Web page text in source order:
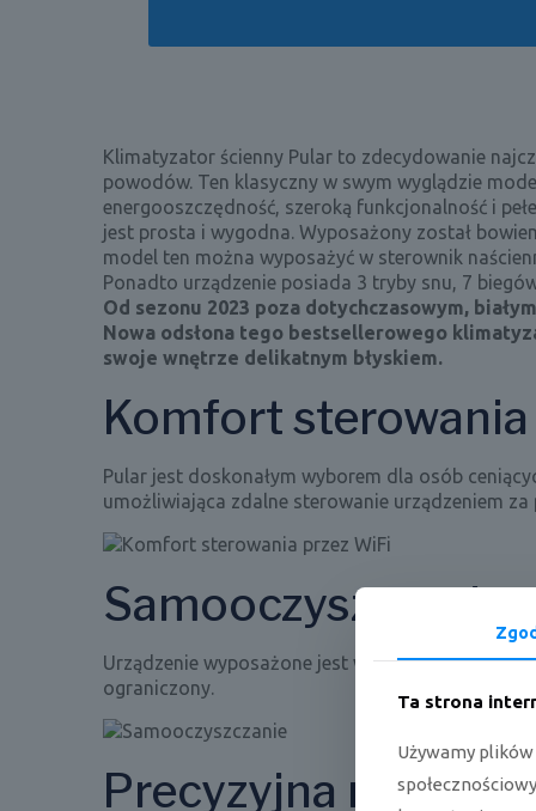
Klimatyzator ścienny Pular to zdecydowanie
powodów. Ten klasyczny w swym wyglądzie
energooszczędność, szeroką funkcjonalność i
jest prosta i wygodna. Wyposażony został
model ten można wyposażyć w sterownik
Ponadto urządzenie posiada 3 tryby snu, 7
Od sezonu 2023 poza dotychczasowym,
Nowa odsłona tego bestsellerowego
swoje wnętrze delikatnym błyskiem.
Komfort sterowania
Pular jest doskonałym wyborem dla osób
umożliwiająca zdalne sterowanie urządzeniem
Samooczyszczanie
Urządzenie wyposażone jest w funkcję
ograniczony.
Precyzyjna
Ta strona
Używamy